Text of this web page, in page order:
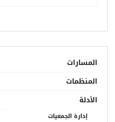
المسارات
المنظمات
الأدلة
إدارة الجمعيات